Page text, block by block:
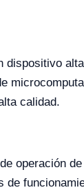
calidad.
operación
de